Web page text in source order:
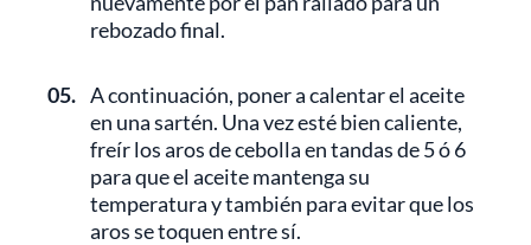
rebozado final.
05. A continuación, poner a calentar el aceite
en una sartén. Una vez esté bien caliente,
freír los aros de cebolla en tandas de 5 ó 6
para que el aceite mantenga su
temperatura y también para evitar que los
aros se toquen entre sí.